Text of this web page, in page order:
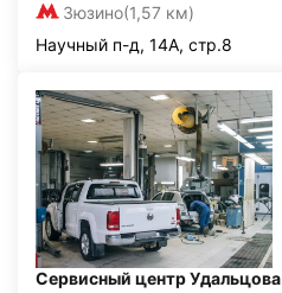
Зюзино(1,57 км)
Научный п-д, 14А, стр.8
Сервисный центр Удальцова